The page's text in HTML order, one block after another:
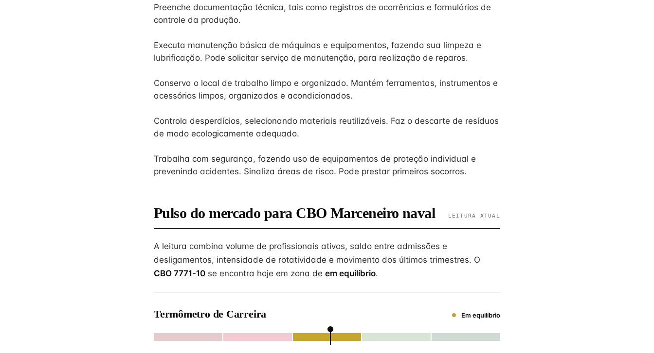
Preenche documentação técnica, tais como registros de ocorrências e formulários de
controle da produção.
Executa manutenção básica de máquinas e equipamentos, fazendo sua limpeza e
lubrificação. Pode solicitar serviço de manutenção, para realização de reparos.
Conserva o local de trabalho limpo e organizado. Mantém ferramentas, instrumentos e
acessórios limpos, organizados e acondicionados.
Controla desperdícios, selecionando materiais reutilizáveis. Faz o descarte de resíduos
de modo ecologicamente adequado.
Trabalha com segurança, fazendo uso de equipamentos de proteção individual e
prevenindo acidentes. Sinaliza áreas de risco. Pode prestar primeiros socorros.
Pulso do mercado para CBO Marceneiro naval LEITURA ATUAL
A leitura combina volume de profissionais ativos, saldo entre admissões e
desligamentos, intensidade de rotatividade e movimento dos últimos trimestres. O
CBO 7771-10 se encontra hoje em zona de em equilíbrio.
Termômetro de Carreira Em equilíbrio